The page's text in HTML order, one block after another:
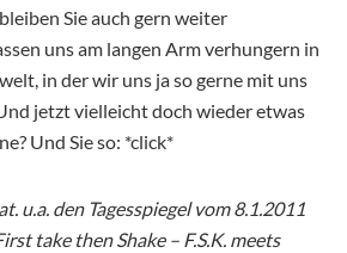
Sie auch gern weiter
uns am langen Arm verhungern in
in der wir uns ja so gerne mit uns
jetzt vielleicht doch wieder etwas
Und Sie so: *click*
u.a. den Tagesspiegel vom 8.1.2011
take then Shake – F.S.K. meets